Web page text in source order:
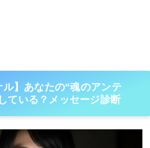
ル】あなたの“魂のアンテ
ている？メッセージ診断